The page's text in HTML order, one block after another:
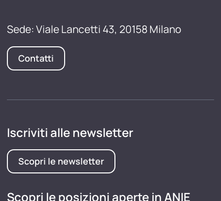
Sede: Viale Lancetti 43, 20158 Milano
Contatti
Iscriviti alle newsletter
Scopri le newsletter
Scopri le posizioni aperte in ANIE